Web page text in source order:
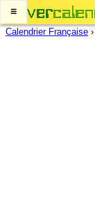
≡
Calendrier Française ›